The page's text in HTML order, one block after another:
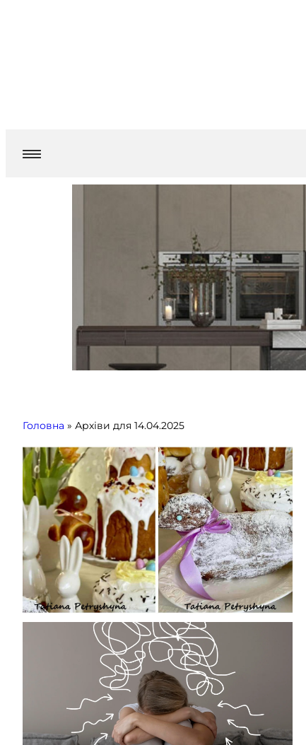
Головна » Архіви для 14.04.2025